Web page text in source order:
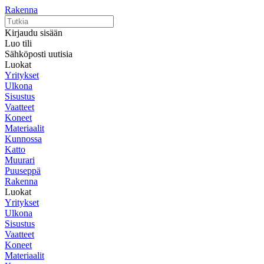
Rakenna
Kirjaudu sisään
Luo tili
Sähköposti uutisia
Luokat
Yritykset
Ulkona
Sisustus
Vaatteet
Koneet
Materiaalit
Kunnossa
Katto
Muurari
Puuseppä
Rakenna
Luokat
Yritykset
Ulkona
Sisustus
Vaatteet
Koneet
Materiaalit